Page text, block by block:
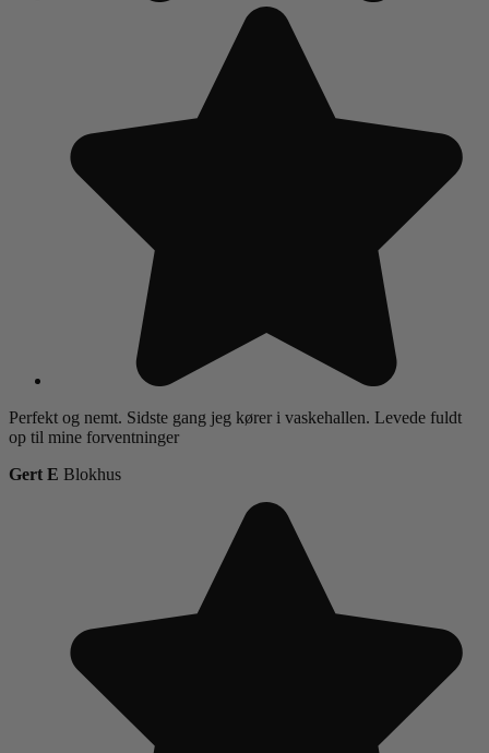
Perfekt og nemt. Sidste gang jeg kører i vaskehallen. Levede fuldt
op til mine forventninger
Gert E Blokhus